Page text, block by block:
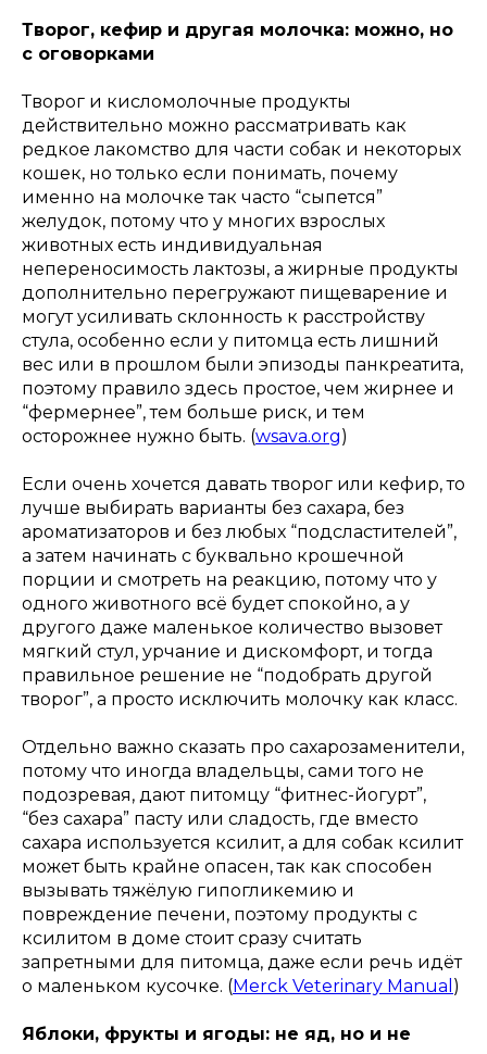
Творог, кефир и другая молочка: можно, но
с оговорками
Творог и кисломолочные продукты
действительно можно рассматривать как
редкое лакомство для части собак и некоторых
кошек, но только если понимать, почему
именно на молочке так часто “сыпется”
желудок, потому что у многих взрослых
животных есть индивидуальная
непереносимость лактозы, а жирные продукты
дополнительно перегружают пищеварение и
могут усиливать склонность к расстройству
стула, особенно если у питомца есть лишний
вес или в прошлом были эпизоды панкреатита,
поэтому правило здесь простое, чем жирнее и
“фермернее”, тем больше риск, и тем
осторожнее нужно быть. (wsava.org)
Если очень хочется давать творог или кефир, то
лучше выбирать варианты без сахара, без
ароматизаторов и без любых “подсластителей”,
а затем начинать с буквально крошечной
порции и смотреть на реакцию, потому что у
одного животного всё будет спокойно, а у
другого даже маленькое количество вызовет
мягкий стул, урчание и дискомфорт, и тогда
правильное решение не “подобрать другой
творог”, а просто исключить молочку как класс.
Отдельно важно сказать про сахарозаменители,
потому что иногда владельцы, сами того не
подозревая, дают питомцу “фитнес-йогурт”,
“без сахара” пасту или сладость, где вместо
сахара используется ксилит, а для собак ксилит
может быть крайне опасен, так как способен
вызывать тяжёлую гипогликемию и
повреждение печени, поэтому продукты с
ксилитом в доме стоит сразу считать
запретными для питомца, даже если речь идёт
о маленьком кусочке. (Merck Veterinary Manual )
Яблоки, фрукты и ягоды: не яд, но и не